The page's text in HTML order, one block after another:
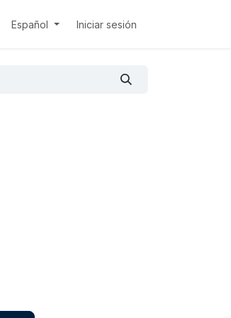
Español Iniciar sesión